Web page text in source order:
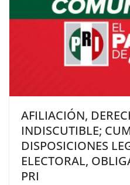
AFILIACIÓN,
INDISCUTIBLE;
DISPOSICIONES
ELECTORAL,
PRI